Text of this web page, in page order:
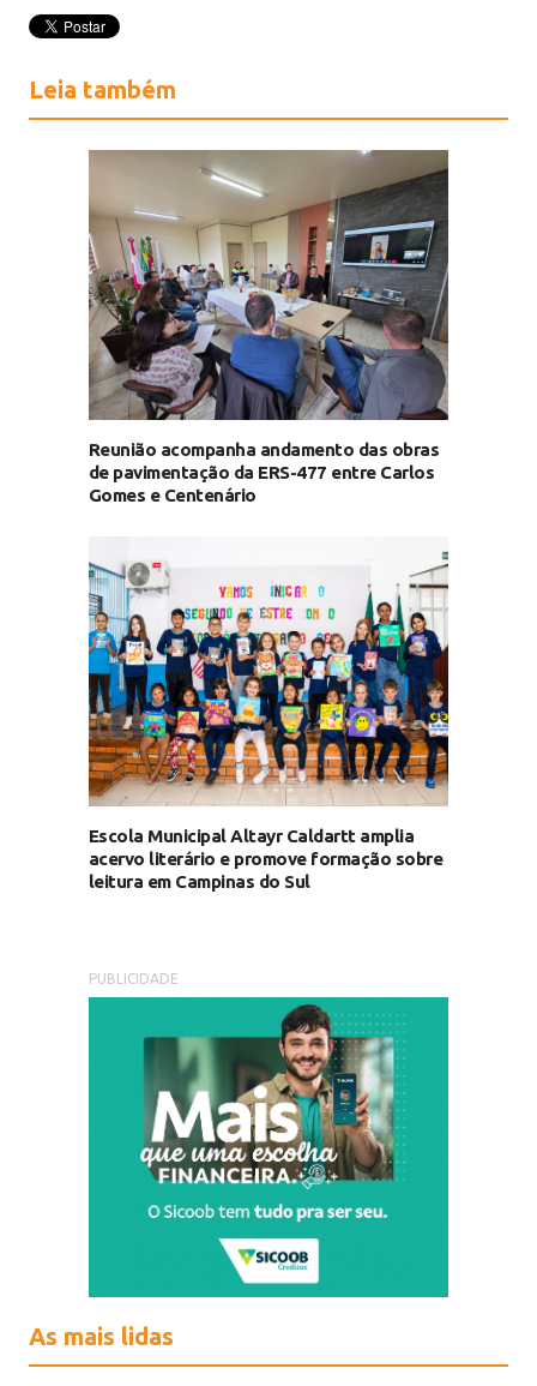
Leia também
Reunião acompanha andamento das obras
de pavimentação da ERS-477 entre Carlos
Gomes e Centenário
Escola Municipal Altayr Caldartt amplia
acervo literário e promove formação sobre
leitura em Campinas do Sul
PUBLICIDADE
As mais lidas